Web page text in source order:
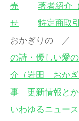
売
著者紹介
せ
特定商取
おかぎりの
の詩・優しい愛
介（岩田 おかぎ
事 更新情報とか
いわゆるニュー